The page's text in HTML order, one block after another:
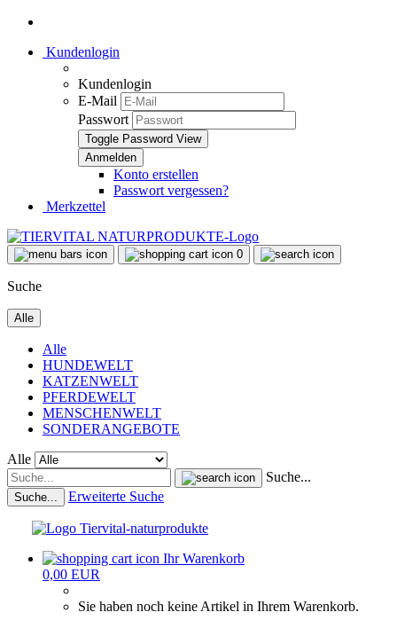
Kundenlogin
Kundenlogin
E-Mail
Passwort
Toggle Password View
Konto erstellen
Passwort vergessen?
Merkzettel
0
Suche
Alle
Alle
HUNDEWELT
KATZENWELT
PFERDEWELT
MENSCHENWELT
SONDERANGEBOTE
Alle
Suche...
Suche... Erweiterte Suche
Ihr Warenkorb
0,00 EUR
Sie haben noch keine Artikel in Ihrem Warenkorb.